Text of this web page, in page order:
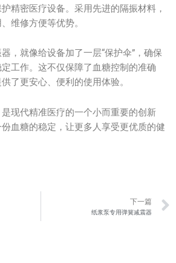
精密医疗设备。采用先进的隔振材料，
维修方便等优势。
，就像给设备加了一层“保护伞”，确保
工作。这不仅保障了血糖控制的准确
了更安心、便利的使用体验。
现代精准医疗的一个小而重要的创新
血糖的稳定，让更多人享受更优质的健
下一篇
纸浆泵专用弹簧减震器